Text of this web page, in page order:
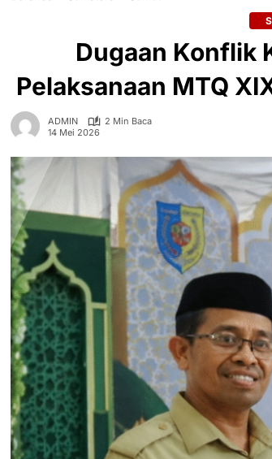
Dugaan Konflik
Pelaksanaan MTQ
ADMIN
2 Min Baca
14 Mei 2026